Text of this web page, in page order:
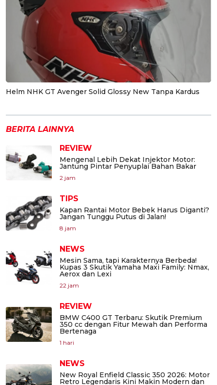
Helm NHK GT Avenger Solid Glossy New Tanpa Kardus
BERITA LAINNYA
REVIEW
Mengenal Lebih Dekat Injektor Motor:
Jantung Pintar Penyuplai Bahan Bakar
2 jam
TIPS
Kapan Rantai Motor Bebek Harus Diganti?
Jangan Tunggu Putus di Jalan!
8 jam
NEWS
Mesin Sama, tapi Karakternya Berbeda!
Kupas 3 Skutik Yamaha Maxi Family: Nmax,
Aerox dan Lexi
22 jam
REVIEW
BMW C400 GT Terbaru: Skutik Premium
350 cc dengan Fitur Mewah dan Performa
Bertenaga
1 hari
NEWS
New Royal Enfield Classic 350 2026: Motor
Retro Legendaris Kini Makin Modern dan